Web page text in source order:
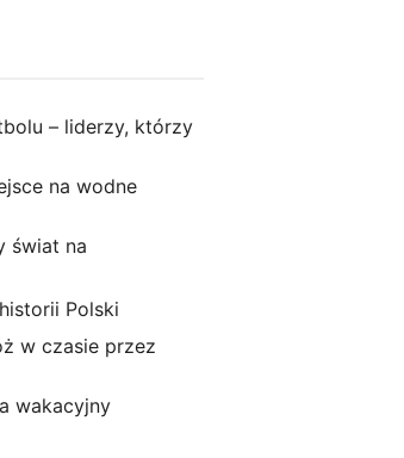
– liderzy, którzy
na wodne
świat na
Polski
w czasie przez
wakacyjny